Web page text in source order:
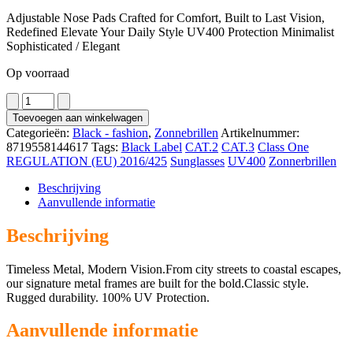
Adjustable Nose Pads Crafted for Comfort, Built to Last Vision,
Redefined Elevate Your Daily Style UV400 Protection Minimalist
Sophisticated / Elegant
Op voorraad
1092
aantal
Toevoegen aan winkelwagen
Categorieën: Black - fashion, Zonnebrillen Artikelnummer:
8719558144617 Tags: Black Label CAT.2 CAT.3 Class One
REGULATION (EU) 2016/425 Sunglasses UV400 Zonnerbrillen
Beschrijving
Aanvullende informatie
Beschrijving
Timeless Metal, Modern Vision.From city streets to coastal escapes,
our signature metal frames are built for the bold.Classic style.
Rugged durability. 100% UV Protection.
Aanvullende informatie